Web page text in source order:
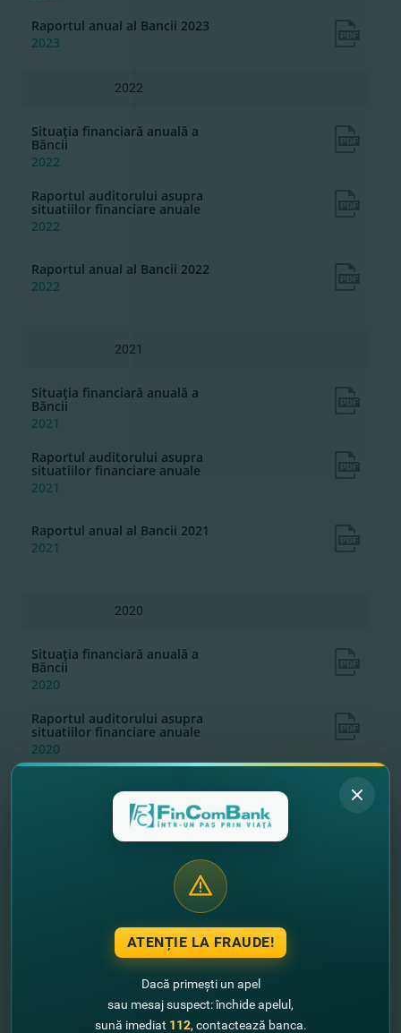
Raportul anual al Bancii 2023
2023
2022
Situaţia financiară anuală a
Băncii
2022
Raportul auditorului asupra
situatiilor financiare anuale
2022
Raportul anual al Bancii 2022
2022
2021
Situaţia financiară anuală a
Băncii
2021
Raportul auditorului asupra
situatiilor financiare anuale
2021
Raportul anual al Bancii 2021
2021
2020
Situaţia financiară anuală a
Băncii
2020
Raportul auditorului asupra
situatiilor financiare anuale
2020
Raportul anual al Bancii 2020
Situatia financiara anuala a
Raportul auditorului asupra
situatiilor financiare anuale
ATENȚIE LA FRAUDE!
Dacă primești un apel
sau mesaj suspect: închide apelul,
sună imediat 112, contactează banca.